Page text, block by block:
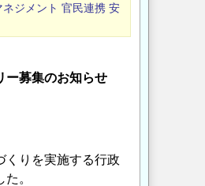
ジメント 官民連携 安
募集のお知らせ
くりを実施する行政
。